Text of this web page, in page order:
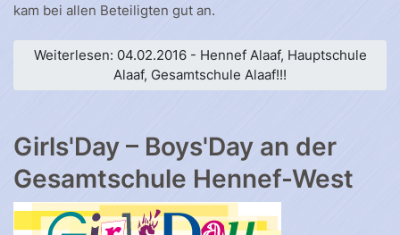
kam bei allen Beteiligten gut an.
Weiterlesen: 04.02.2016 - Hennef Alaaf, Hauptschule
Alaaf, Gesamtschule Alaaf!!!
Girls'Day – Boys'Day an der
Gesamtschule Hennef-West